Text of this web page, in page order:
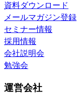
資料ダウンロード
メールマガジン登録
セミナー情報
採用情報
会社説明会
勉強会
運営会社